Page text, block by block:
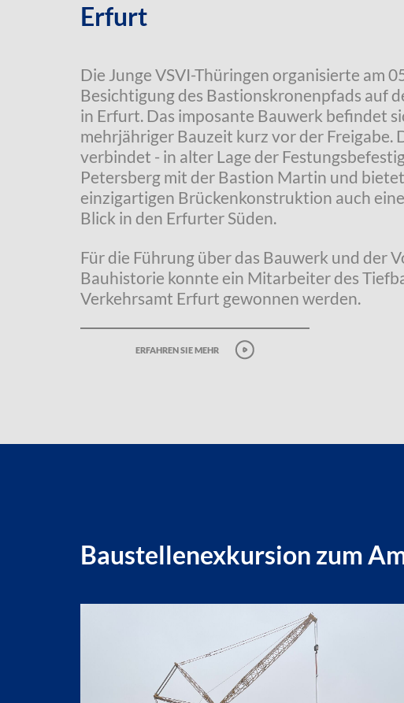
Erfurt
Die Junge VSVI-Thüringen organisierte am
Besichtigung des Bastionskronenpfads auf
in Erfurt. Das imposante Bauwerk befindet
mehrjähriger Bauzeit kurz vor der Freigabe.
verbindet - in alter Lage der
Petersberg mit der Bastion Martin und
einzigartigen Brückenkonstruktion auch
Blick in den Erfurter Süden.
Für die Führung über das Bauwerk und der
Bauhistorie konnte ein Mitarbeiter des
Verkehrsamt Erfurt gewonnen werden.
erfahren sie mehr
Baustellenexkursion zum